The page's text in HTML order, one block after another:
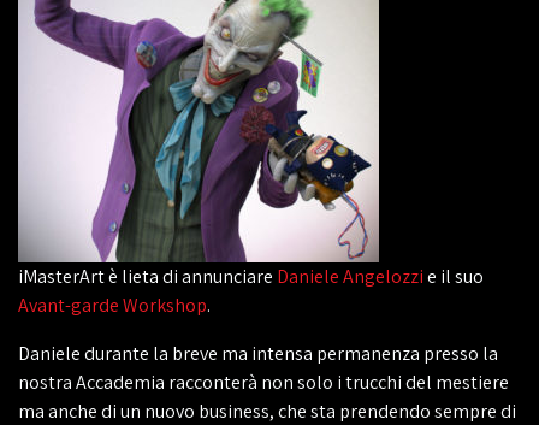
iMasterArt è lieta di annunciare Daniele Angelozzie il suo
Avant-garde Workshop.
Daniele durante la breve ma intensa permanenza presso la
nostra Accademia racconterà non solo i trucchi del mestiere
ma anche di un nuovo business, che sta prendendo sempre di